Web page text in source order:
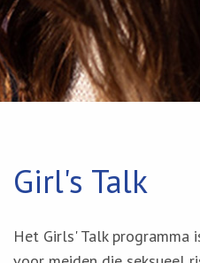
Girl's Talk
Het Girls' Talk programma